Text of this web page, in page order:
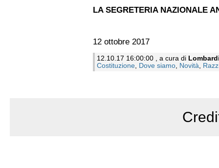
LA SEGRETERIA NAZIONALE
12 ottobre 2017
12.10.17 16:00:00 , a cura di
Costituzione
Dove siamo Novità